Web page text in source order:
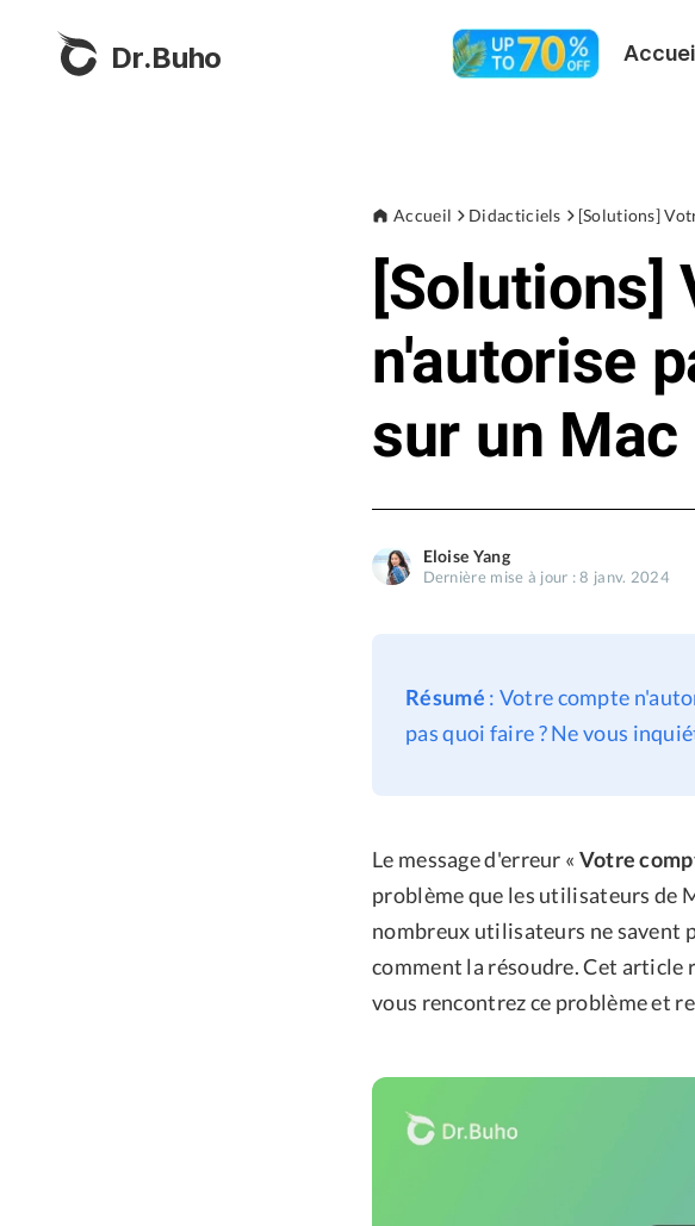
Dr.Buho
Accueil Didacticiels [Solutions]
[Solutions]
n'autorise
sur un Mac
Eloise Yang
Dernière mise à jour : 8 janv. 2024
Résumé : Votre compte
pas quoi faire ? Ne vous
Le message d'erreur « Votre
problème que les utilisateurs de
nombreux utilisateurs ne savent
comment la résoudre. Cet article
vous rencontrez ce problème et